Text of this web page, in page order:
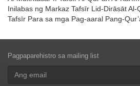
Inilabas ng Markaz Tafsīr Lid-Dirāsāt Al-
Tafsīr Para sa mga Pag-aaral Pang-
Pagpaparehistro sa mailing list